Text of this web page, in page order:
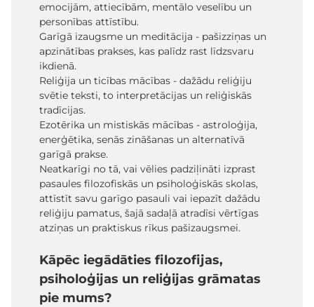
emocijām, attiecībām, mentālo veselību un
personības attīstību.
Garīgā izaugsme un meditācija - pašizziņas un
apzinātības prakses, kas palīdz rast līdzsvaru
ikdienā.
Reliģija un ticības mācības - dažādu reliģiju
svētie teksti, to interpretācijas un reliģiskās
tradīcijas.
Ezotērika un mistiskās mācības - astroloģija,
enerģētika, senās zināšanas un alternatīvā
garīgā prakse.
Neatkarīgi no tā, vai vēlies padziļināti izprast
pasaules filozofiskās un psiholoģiskās skolas,
attīstīt savu garīgo pasauli vai iepazīt dažādu
reliģiju pamatus, šajā sadaļā atradīsi vērtīgas
atziņas un praktiskus rīkus pašizaugsmei.
Kāpēc iegādāties filozofijas,
psiholoģijas un reliģijas grāmatas
pie mums?